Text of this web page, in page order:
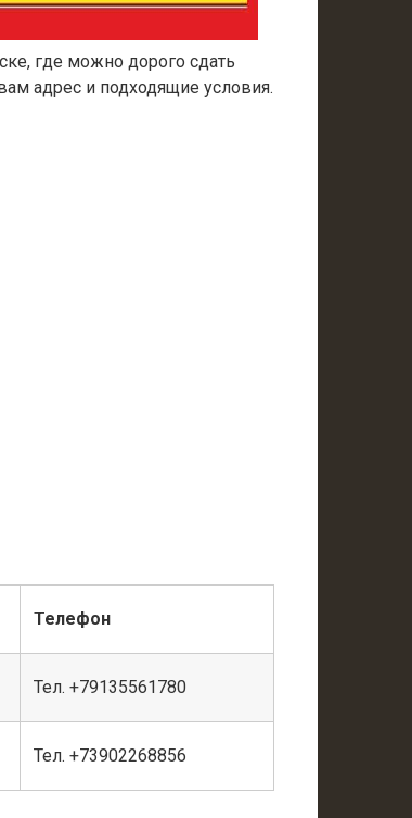
где можно дорого сдать
адрес и подходящие условия.
Телефон
Тел. +79135561780
Тел. +73902268856